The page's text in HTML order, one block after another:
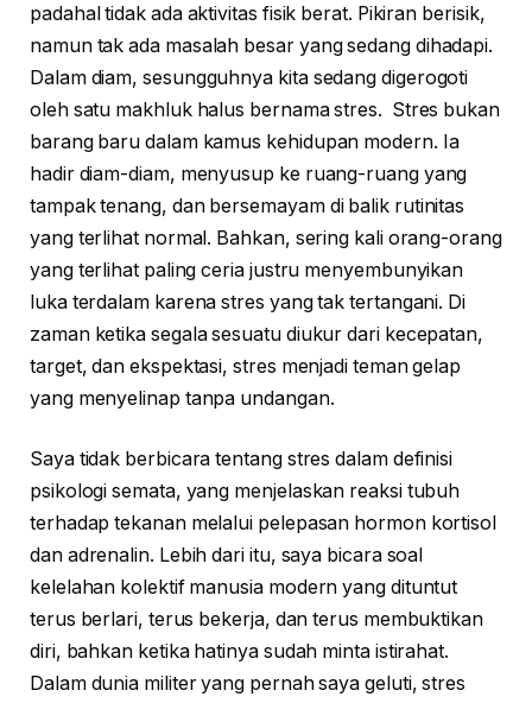
padahal tidak ada aktivitas fisik berat. Pikiran berisik,
namun tak ada masalah besar yang sedang dihadapi.
Dalam diam, sesungguhnya kita sedang digerogoti
oleh satu makhluk halus bernama stres. Stres bukan
barang baru dalam kamus kehidupan modern. Ia
hadir diam-diam, menyusup ke ruang-ruang yang
tampak tenang, dan bersemayam di balik rutinitas
yang terlihat normal. Bahkan, sering kali orang-orang
yang terlihat paling ceria justru menyembunyikan
luka terdalam karena stres yang tak tertangani. Di
zaman ketika segala sesuatu diukur dari kecepatan,
target, dan ekspektasi, stres menjadi teman gelap
yang menyelinap tanpa undangan.
Saya tidak berbicara tentang stres dalam definisi
psikologi semata, yang menjelaskan reaksi tubuh
terhadap tekanan melalui pelepasan hormon kortisol
dan adrenalin. Lebih dari itu, saya bicara soal
kelelahan kolektif manusia modern yang dituntut
terus berlari, terus bekerja, dan terus membuktikan
diri, bahkan ketika hatinya sudah minta istirahat.
Dalam dunia militer yang pernah saya geluti, stres